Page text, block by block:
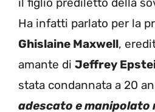
il figlio prediletto della
Ha infatti parlato per la
Ghislaine Maxwell,
amante di Jeffrey
stata condannata a 20
adescato e manipolato